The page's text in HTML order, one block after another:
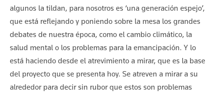
algunos la tildan, para nosotros es ‘una generación espejo’,
que está reflejando y poniendo sobre la mesa los grandes
debates de nuestra época, como el cambio climático, la
salud mental o los problemas para la emancipación. Y lo
está haciendo desde el atrevimiento a mirar, que es la base
del proyecto que se presenta hoy. Se atreven a mirar a su
alrededor para decir sin rubor que estos son problemas